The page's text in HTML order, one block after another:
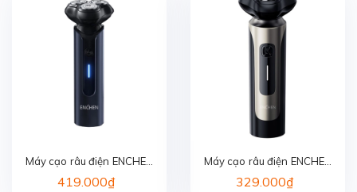
Máy cạo râu điện ENCHEN
BLACKSTONE 9
419.000₫
Máy cạo râu điện ENCHEN
BLACKSTONE 8
329.000₫